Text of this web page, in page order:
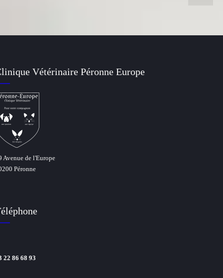
Vétérinaire Péronne Europe
Avenue de l'Europe
Péronne
22 86 68 93